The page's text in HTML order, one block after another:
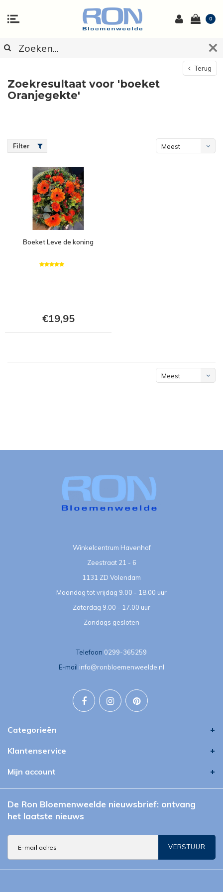
0
Terug
Zoekresultaat voor 'boeket
Oranjegekte'
Filter
Meest
Boeket Leve de koning
€19,95
Meest
Winkelcentrum Havenhof
Zeestraat 21 - 6
1131 ZD Volendam
Maandag tot vrijdag 9.00 - 18.00 uur
Zaterdag 9.00 - 17.00 uur
Zondags gesloten
Telefoon 0299-365259
E-mail info@ronbloemenweelde.nl
Categorieën
Klantenservice
Mijn account
De Ron Bloemenweelde nieuwsbrief: ontvang
het laatste nieuws
VERSTUUR